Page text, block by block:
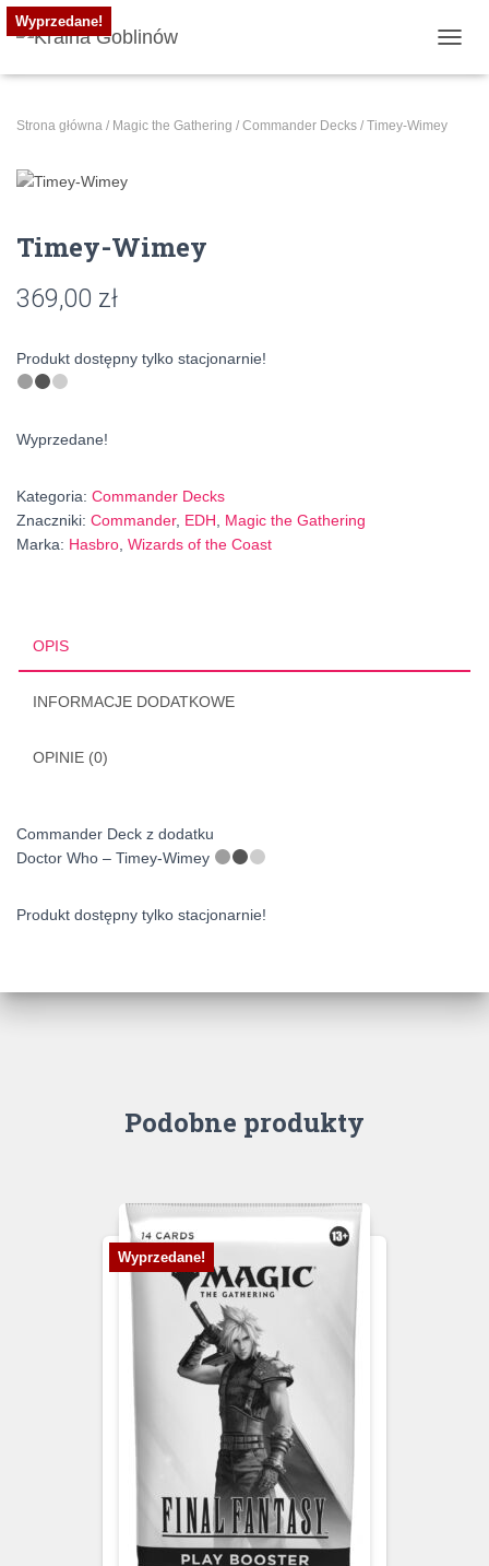
Strona główna / Magic the Gathering / Commander Decks / Timey-Wimey
Wyprzedane!
Timey-Wimey
369,00 zł
Produkt dostępny tylko stacjonarnie!
Wyprzedane!
Kategoria: Commander Decks
Znaczniki: Commander, EDH
Magic the Gathering
Marka: Hasbro Wizards of the Coast
OPIS
INFORMACJE DODATKOWE
OPINIE (0)
Commander Deck z dodatku
Doctor Who – Timey-Wimey
Produkt dostępny tylko stacjonarnie!
Podobne produkty
Wyprzedane!